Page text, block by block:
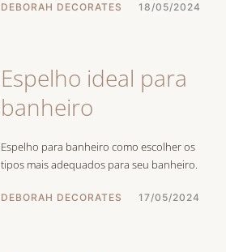
DEBORAH DECORATES 18/05/2024
Espelho ideal para
banheiro
Espelho para banheiro como escolher os
tipos mais adequados para seu banheiro.
DEBORAH DECORATES 17/05/2024